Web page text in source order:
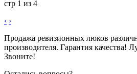
стр 1 из 4
‹ ›
Продажа ревизионных люков
производителя. Гарантия качества!
Звоните!